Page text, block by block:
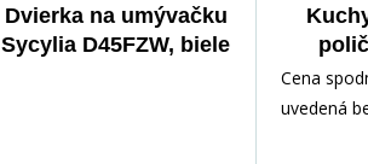
Dvierka na umývačku
Sycylia D45FZW, biele
Cena
uvedená